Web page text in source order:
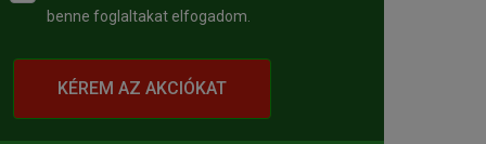
benne foglaltakat elfogadom.
KÉREM AZ AKCIÓKAT